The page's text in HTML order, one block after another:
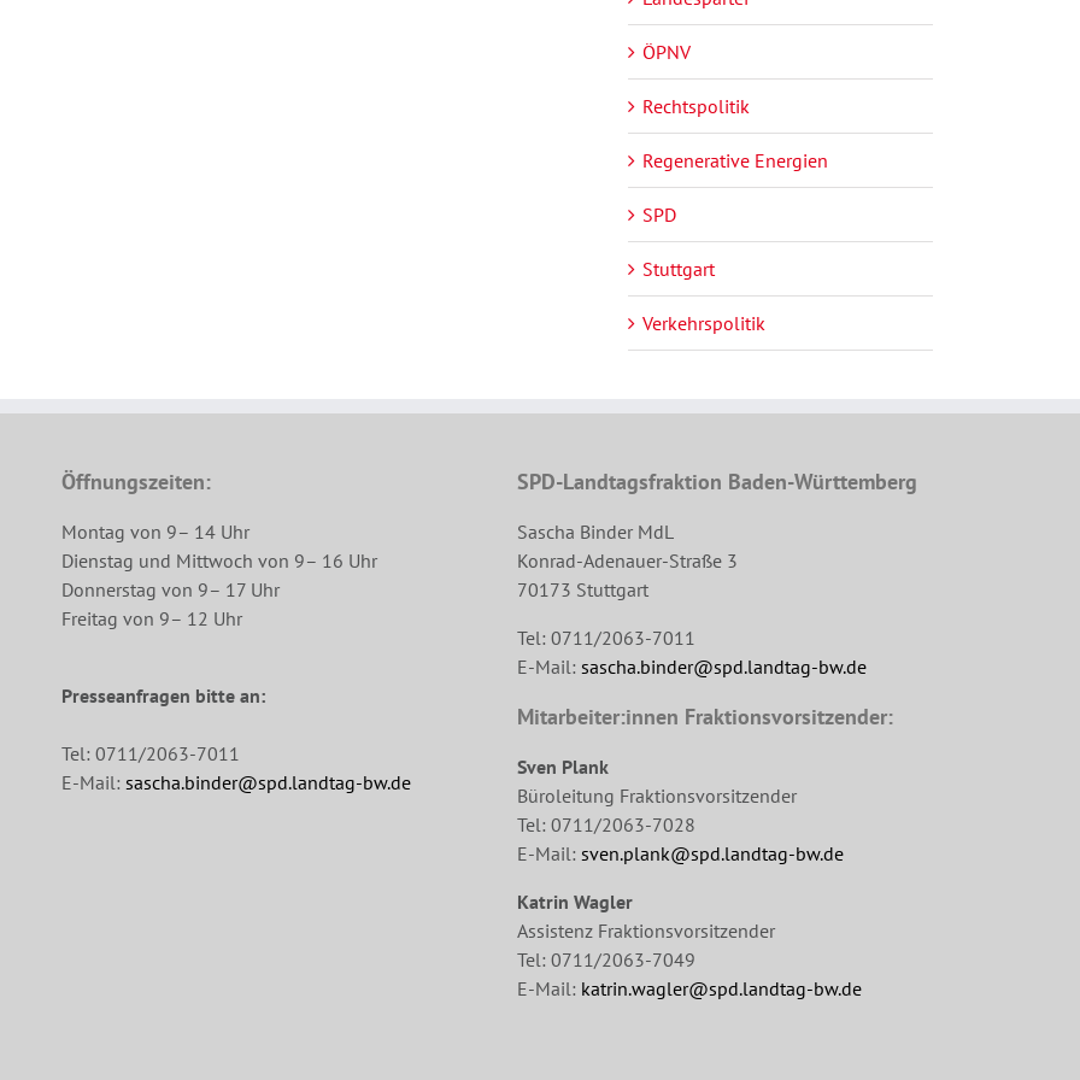
ÖPNV
Rechtspolitik
Regenerative Energien
SPD
Stuttgart
Verkehrspolitik
Öffnungszeiten:
Montag von 9– 14 Uhr
Dienstag und Mittwoch von 9– 16 Uhr
Donnerstag von 9– 17 Uhr
Freitag von 9– 12 Uhr
Presseanfragen bitte an:
Tel: 0711/2063-7011
E-Mail:sascha.binder@spd.landtag-bw.de
SPD-Landtagsfraktion Baden-Württemberg
Sascha Binder MdL
Konrad-Adenauer-Straße 3
70173 Stuttgart
Tel: 0711/2063-7011
E-Mail: sascha.binder@spd.landtag-bw.de
Mitarbeiter:innen Fraktionsvorsitzender:
Sven Plank
Büroleitung Fraktionsvorsitzender
Tel: 0711/2063-7028
E-Mail: sven.plank@spd.landtag-bw.de
Katrin Wagler
Assistenz Fraktionsvorsitzender
Tel: 0711/2063-7049
E-Mail: katrin.wagler@spd.landtag-bw.de